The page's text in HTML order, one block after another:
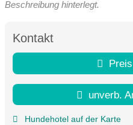
Beschreibung hinterlegt.
Kontakt
unverb.
Hundehotel auf der Karte